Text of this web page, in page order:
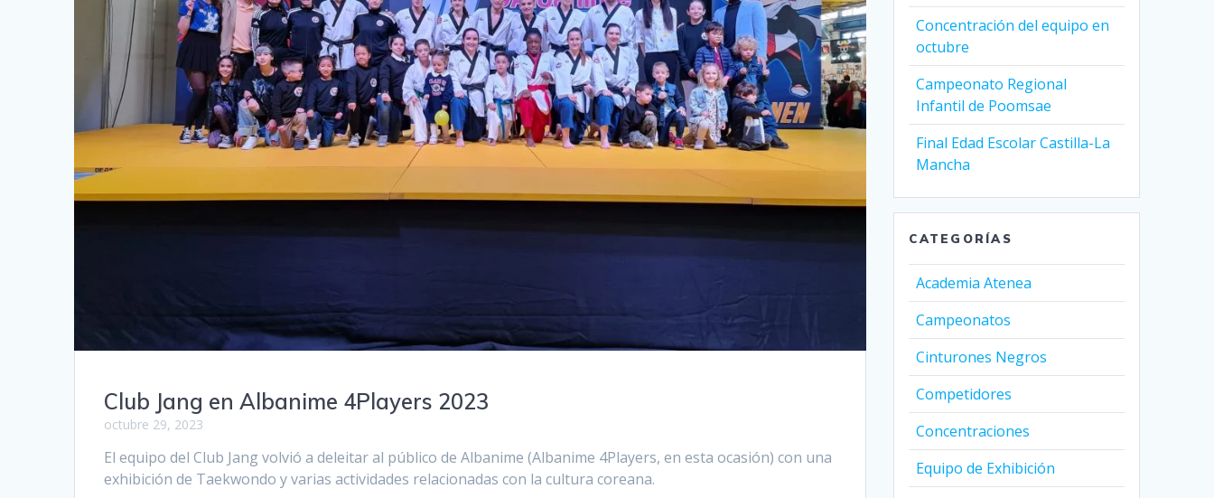
Club Jang en Albanime 4Players 2023
octubre 29, 2023
El equipo del Club Jang volvió a deleitar al público de Albanime (Albanime 4Players, en esta ocasión) con una
exhibición de Taekwondo y varias actividades relacionadas con la cultura coreana.
Concentración del equipo en
octubre
Campeonato Regional
Infantil de Poomsae
Final Edad Escolar Castilla-La
Mancha
CATEGORÍAS
Academia Atenea
Campeonatos
Cinturones Negros
Competidores
Concentraciones
Equipo de Exhibición